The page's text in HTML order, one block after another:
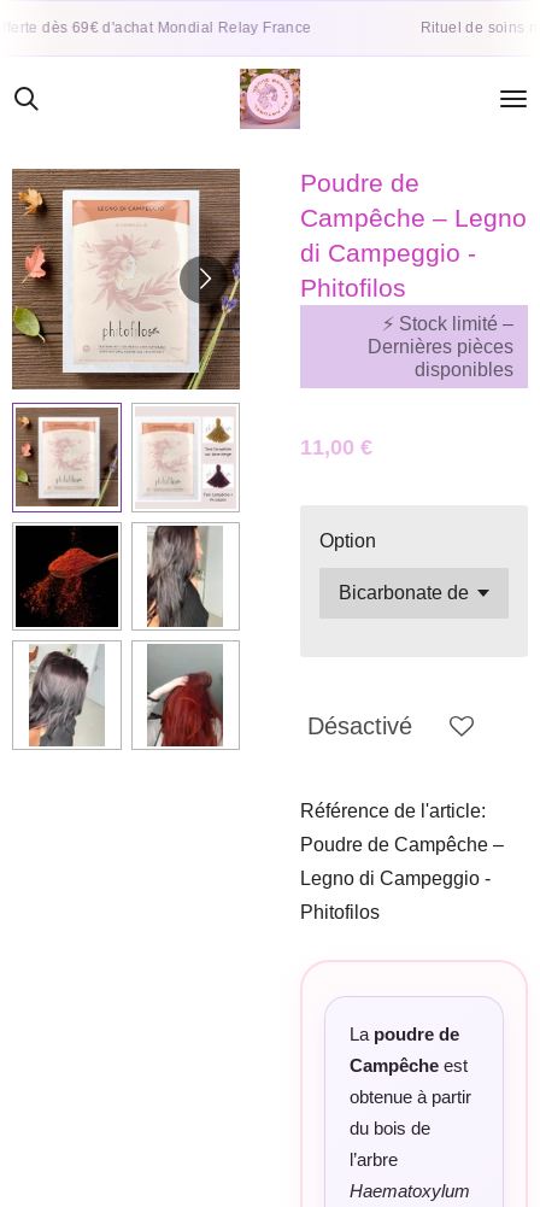
69€ d'achat Mondial Relay France Rituel de soins naturels
Passer
contenu
Poudre de
Campêche – Legno
di Campeggio -
Phitofilos
⚡ Stock limité –
Dernières pièces
disponibles
11,00 €
Option
Désactivé
Référence de l'article:
Poudre de Campêche –
Legno di Campeggio -
Phitofilos
La poudre de
Campêche est
obtenue à partir
du bois de
l’arbre
Haematoxylum